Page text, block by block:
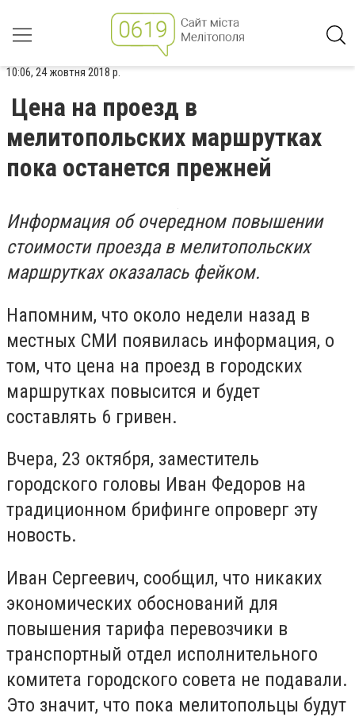
10:06, 24 жовтня 2018 р.
Цена на проезд в
мелитопольских маршрутках
пока останется прежней
Информация об очередном повышении
стоимости проезда в мелитопольских
маршрутках оказалась фейком.
Напомним, что около недели назад в
местных СМИ появилась информация, о
том, что цена на проезд в городских
маршрутках повысится и будет
составлять 6 гривен.
Вчера, 23 октября, заместитель
городского головы Иван Федоров на
традиционном брифинге опроверг эту
новость.
Иван Сергеевич, сообщил, что никаких
экономических обоснований для
повышения тарифа перевозчики в
транспортный отдел исполнительного
комитета городского совета не подавали.
Это значит, что пока мелитопольцы будут